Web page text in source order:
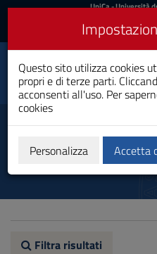
Vai
al
navigazione
sito
Footer
UniCa
Accedi
UniCa- Università
Accedi
Toggle
navigation
Dipartimento
beni culturali
Biblioteche
Filtra risultati
Questo sito utilizza cookies
propri e di terze parti.
acconsenti all'uso. Per
cookies
Personalizza Accetta